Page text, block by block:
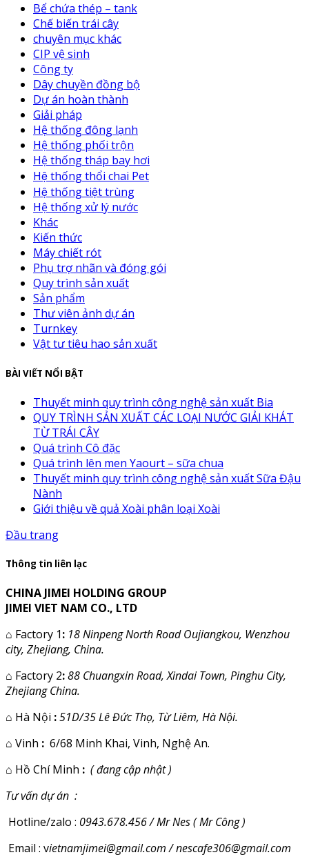
Bể chứa thép – tank
Chế biến trái cây
chuyên mục khác
CIP vệ sinh
Công ty
Dây chuyền đồng bộ
Dự án hoàn thành
Giải pháp
Hệ thống đông lạnh
Hệ thống phối trộn
Hệ thống tháp bay hơi
Hệ thống thổi chai Pet
Hệ thống tiệt trùng
Hệ thống xử lý nước
Khác
Kiến thức
Máy chiết rót
Phụ trợ nhãn và đóng gói
Quy trình sản xuất
Sản phẩm
Thư viên ảnh dự án
Turnkey
Vật tư tiêu hao sản xuất
BÀI VIẾT NỔI BẬT
Thuyết minh quy trình công nghệ sản xuất Bia
QUY TRÌNH SẢN XUẤT CÁC LOẠI NƯỚC GIẢI KHÁT
TỪ TRÁI CÂY
Quá trình Cô đặc
Quá trình lên men Yaourt – sữa chua
Thuyết minh quy trình công nghệ sản xuất Sữa Đậu
Nành
Giới thiệu về quả Xoài phân loại Xoài
Đầu trang
Thông tin liên lạc
CHINA JIMEI HOLDING GROUP
JIMEI VIET NAM CO., LTD
⌂ Factory 1: 18 Ninpeng North Road Oujiangkou, Wenzhou
city, Zhejiang, China.
⌂ Factory 2:88 Chuangxin Road, Xindai Town, Pinghu City,
Zhejiang China.
⌂ Hà Nội :51D/35 Lê Đức Thọ, Từ Liêm, Hà Nội.
⌂ Vinh : 6/68 Minh Khai, Vinh, Nghệ An.
⌂ Hồ Chí Minh : ( đang cập nhật )
Tư vấn dự án :
Hotline/zalo : 0943.678.456 / Mr Nes ( Mr Công )
Email : vietnamjimei@gmail.com / nescafe306@gmail.com